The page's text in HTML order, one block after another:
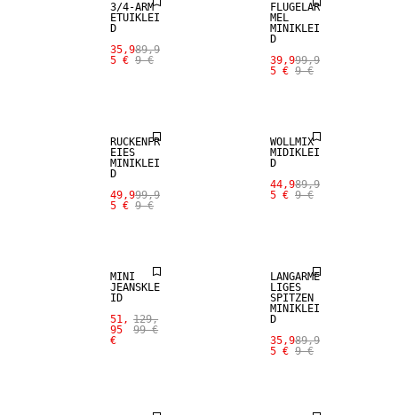
3/4-ARM
ETUIKLEI
D
35,9
5 €
89,9
9 €
FLÜGELÄR
MEL
MINIKLEI
D
39,9
5 €
99,9
9 €
RÜCKENFR
EIES
MINIKLEI
D
49,9
5 €
99,9
9 €
WOLLMIX
MIDIKLEI
D
44,9
5 €
89,9
9 €
MINI
JEANSKLE
ID
51,
95
€
129,
99 €
LANGÄRME
LIGES
SPITZEN
MINIKLEI
D
35,9
5 €
89,9
9 €